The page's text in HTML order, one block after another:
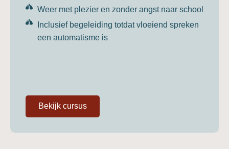
Weer met plezier en zonder angst naar school
Inclusief begeleiding totdat vloeiend spreken
een automatisme is
Bekijk cursus